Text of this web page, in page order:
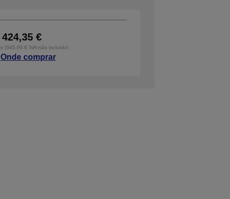
424,35 €
(345,00 € IVA não incluído)
Onde comprar